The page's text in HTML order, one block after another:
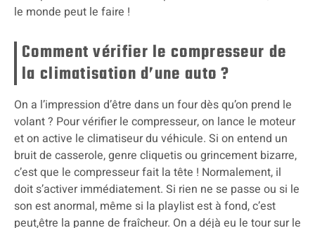
le monde peut le faire !
Comment vérifier le compresseur de
la climatisation d’une auto ?
On a l’impression d’être dans un four dès qu’on prend le
volant ? Pour vérifier le compresseur, on lance le moteur
et on active le climatiseur du véhicule. Si on entend un
bruit de casserole, genre cliquetis ou grincement bizarre,
c’est que le compresseur fait la tête ! Normalement, il
doit s’activer immédiatement. Si rien ne se passe ou si le
son est anormal, même si la playlist est à fond, c’est
peut,être la panne de fraîcheur. On a déjà eu le tour sur le